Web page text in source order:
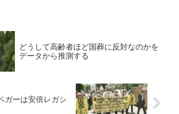
どうして高齢者ほど国葬に反対なのかを
データから推測する
ガーは安倍レガシ